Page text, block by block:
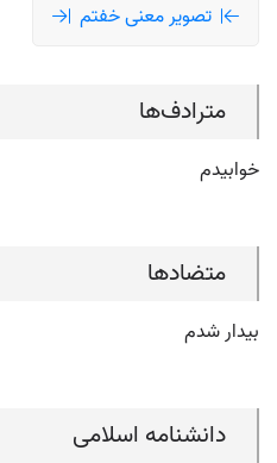
تصویر معنی خفتم
مترادف‌ها
خوابیدم
متضادها
بیدار شدم
دانشنامه اسلامی